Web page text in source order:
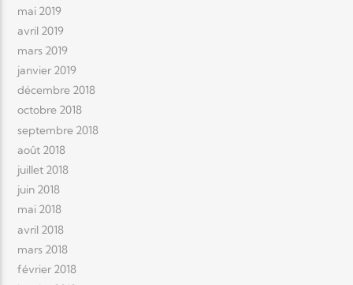
mai 2019
avril 2019
mars 2019
janvier 2019
décembre 2018
octobre 2018
septembre 2018
août 2018
juillet 2018
juin 2018
mai 2018
avril 2018
mars 2018
février 2018